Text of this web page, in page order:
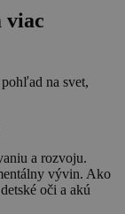
viac
na svet,
a rozvoju.
vývin. Ako
oči a akú